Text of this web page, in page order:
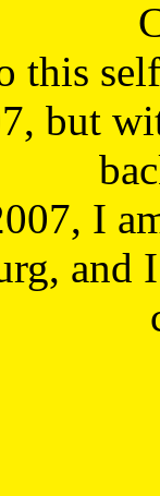
this
but
I
and